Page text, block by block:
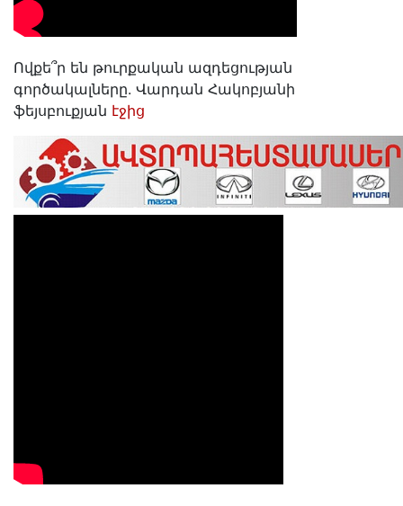
Ովքե՞ր են թուրքական ազդեցության
գործակալները. Վարդան Հակոբյանի
ֆեյսբուքյան էջից